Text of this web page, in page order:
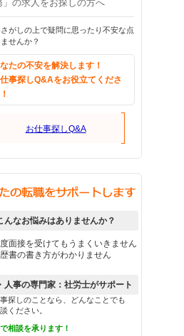
」の求人をお探しの方へ
がしの上で疑問に思ったり不安な点
せんか？
たの不安を解決します！
事探しQ&Aをお役立てくださ
お仕事探しQ&A
んなお悩みはありませんか？
面接を受けてもうまくいきません
書の書き方がわかりません
人事の専門家：社労士がサポート
探しのことなら、どんなことでも
ください。
相談を承ります！